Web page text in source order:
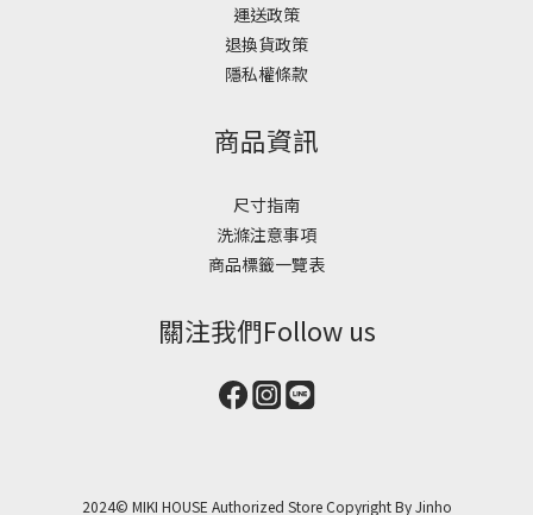
運送政策
退換貨政策
隱私權條款
商品資訊
尺寸指南
洗滌注意事項
商品標籤一覽表
關注我們Follow us
2024© MIKI HOUSE Authorized Store Copyright By Jinho